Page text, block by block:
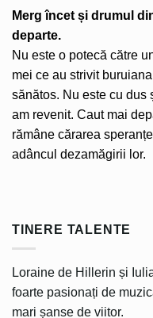
Merg încet și drumul
departe.
Nu este o potecă către
mei ce au strivit
sănătos. Nu este cu dus
am revenit. Caut mai
rămâne cărarea
adâncul dezamăgirii lor.
TINERE TALENTE
Loraine de Hillerin și
foarte pasionați de
mari șanse de viitor.